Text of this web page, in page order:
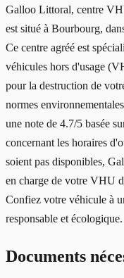
Galloo Littoral, centre
est situé à Bourbourg,
Ce centre agréé est
véhicules hors d'usage
pour la destruction de
normes
une note de 4.7/5 basée
concernant les horaires
soient pas disponibles,
en charge de votre VHU
Confiez votre véhicule à
responsable et écologique.
Documents